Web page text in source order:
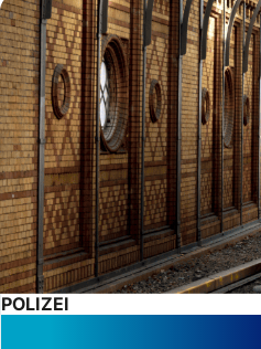
falsche Anschuldigung eine
POLIZEI